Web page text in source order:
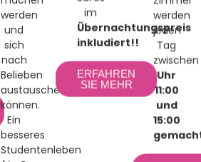
werden
und
sich
nach
Belieben
austauschen
können.
Ein
besseres
Studentenleben
im
Übernachtungspreis
inkludiert!!
ERFAHREN
SIE MEHR
werden
jeden
Tag
zwischen
Uhr
11:00
und
15:00